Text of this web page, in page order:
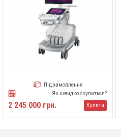
Під замовлення
Як швидко окупиться?
2 245 000 грн. Купити